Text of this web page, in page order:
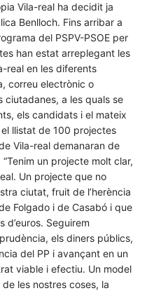
Vila-real ha decidit ja
Benlloch. Fins arribar a
del PSPV-PSOE per
han estat arreplegant les
real en les diferents
correu electrònic o
a les quals se
els candidats i el mateix
llistat de 100 projectes
Vila-real demanaran de
un projecte molt clar,
Un projecte que no
ciutat, fruit de l’herència
Folgado i de Casabó i que
d’euros. Seguirem
els diners públics,
del PP i avançant en un
viable i efectiu. Un model
les nostres coses, la